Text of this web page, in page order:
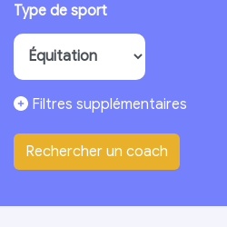
Type de sport
Filtres supplémentaires